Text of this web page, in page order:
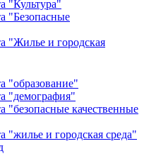
"Культура"
"Безопасные
"Жилье и городская
"образование"
"демография"
"безопасные качественные
"жилье и городская среда"